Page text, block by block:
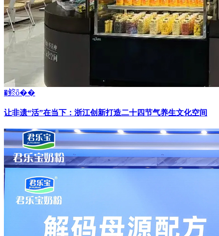
�鿴ȫ��
让非遗“活”在当下：浙江创新打造二十四节气养生文化空间